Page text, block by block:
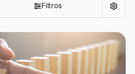
Filtros